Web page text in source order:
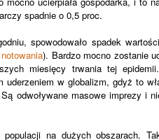
spadnie o 0,5 proc.
spowodowało spadek
). Bardzo mocno zostanie
miesięcy trwania tej
w globalizm, gdyż to
odwoływane masowe imprezy i
na dużych obszarach.